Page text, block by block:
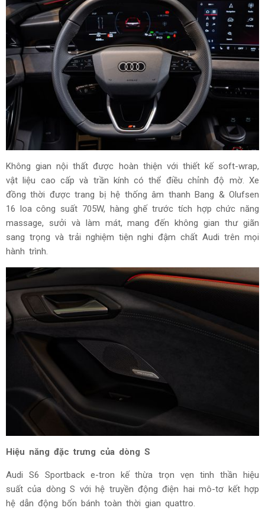
Các công nghệ nổi bật khác bao gồm màn hình hiển thị
thông tin thực tế tăng cường trên kính lái (AR Head-up
Display) và Active Privacy Mode – chế độ riêng tư chủ động
dành cho màn hình hành khách phía trước, cho phép người
ngồi ghế phụ giải trí mà không gây xao nhãng cho người lái.
Không gian nội thất được hoàn thiện với thiết kế soft-wrap,
vật liệu cao cấp và trần kính có thể điều chỉnh độ mờ. Xe
đồng thời được trang bị hệ thống âm thanh Bang & Olufsen
16 loa công suất 705W, hàng ghế trước tích hợp chức năng
massage, sưởi và làm mát, mang đến không gian thư giãn
sang trọng và trải nghiệm tiện nghi đậm chất Audi trên mọi
hành trình.